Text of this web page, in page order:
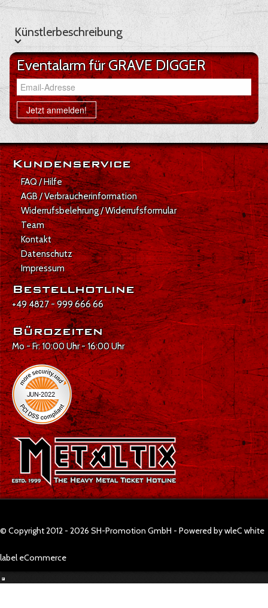
Künstlerbeschreibung
Künstlerbeschreibung
Eventalarm für GRAVE DIGGER
Email-Adresse
Jetzt anmelden!
Kundenservice
FAQ / Hilfe
AGB / Verbraucherinformation
Widerrufsbelehrung / Widerrufsformular
Team
Kontakt
Datenschutz
Impressum
Bestellhotline
+49 4827 - 999 666 66
Bürozeiten
Mo - Fr: 10:00 Uhr - 16:00 Uhr
© Copyright 2012 - 2026 SH-Promotion GmbH - Powered by wleC white
label eCommerce